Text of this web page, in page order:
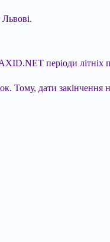
періоди літніх
Тому, дати закінчення